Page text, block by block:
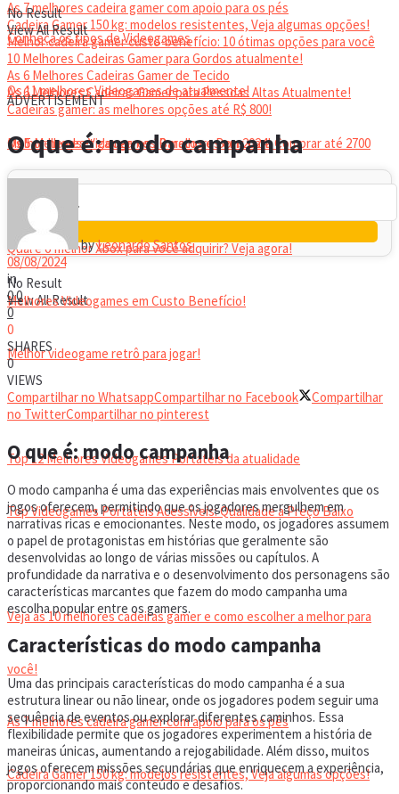
As 7 melhores cadeira gamer com apoio para os pés
Cadeira Gamer 150 kg: modelos resistentes, Veja algumas opções!
Melhor cadeira gamer custo-benefício: 10 ótimas opções para você
10 Melhores Cadeiras Gamer para Gordos atualmente!
As 6 Melhores Cadeiras Gamer de Tecido
As 6 Melhores Cadeiras Gamer para Pessoas Altas Atualmente!
Cadeiras gamer: as melhores opções até R$ 800!
Melhor headset gamer: os 10 melhores em 2024!
No Result
View All Result
Conheça os tipos de Videogames
Os 11 melhores Videogames de atualmente!
Os 5 Melhores Videogames Baratos e Bons para Comprar até 2700
Reais
Qual é o melhor Xbox para você adquirir? Veja agora!
Melhores Videogames em Custo Benefício!
Melhor videogame retrô para jogar!
VIDEOGAMES PORTÁTEIS
Top 12 Melhores Videogames Portáteis da atualidade
Top Videogames Portáteis Acessíveis: Qualidade a Preço Baixo
CADEIRA GAMER
Veja as 10 melhores cadeiras gamer e como escolher a melhor para
você!
As 7 melhores cadeira gamer com apoio para os pés
Cadeira Gamer 150 kg: modelos resistentes, Veja algumas opções!
No Result
View All Result
ADVERTISEMENT
O que é: modo campanha
byLeonardo Santos
08/08/2024
in
00
0
0
SHARES
0
VIEWS
Compartilhar no WhatsappCompartilhar no Facebook
Compartilhar
no TwitterCompartilhar no pinterest
O que é: modo campanha
O modo campanha é uma das experiências mais envolventes que os
jogos oferecem, permitindo que os jogadores mergulhem em
narrativas ricas e emocionantes. Neste modo, os jogadores assumem
o papel de protagonistas em histórias que geralmente são
desenvolvidas ao longo de várias missões ou capítulos. A
profundidade da narrativa e o desenvolvimento dos personagens são
características marcantes que fazem do modo campanha uma
escolha popular entre os gamers.
Características do modo campanha
Uma das principais características do modo campanha é a sua
estrutura linear ou não linear, onde os jogadores podem seguir uma
sequência de eventos ou explorar diferentes caminhos. Essa
flexibilidade permite que os jogadores experimentem a história de
maneiras únicas, aumentando a rejogabilidade. Além disso, muitos
jogos oferecem missões secundárias que enriquecem a experiência,
proporcionando mais conteúdo e desafios.